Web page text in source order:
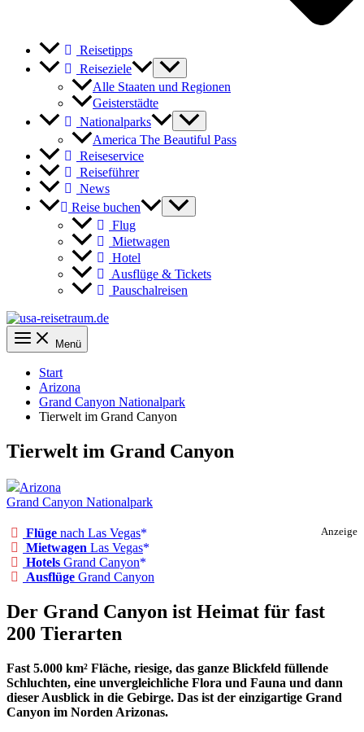
Reisetipps
Reiseziele
Alle Staaten und Regionen
Geisterstädte
Nationalparks
America The Beautiful Pass
Reiseservice
Reiseführer
News
Reise buchen
Flug
Mietwagen
Hotel
Ausflüge & Tickets
Pauschalreisen
Menü
Start
Arizona
Grand Canyon Nationalpark
Tierwelt im Grand Canyon
Tierwelt im Grand Canyon
Arizona
Grand Canyon Nationalpark
Anzeige
Flüge nach Las Vegas
Mietwagen Las Vegas
Hotels Grand Canyon
Ausflüge Grand Canyon
Der Grand Canyon ist Heimat für fast
200 Tierarten
Fast 5.000 km² Fläche, riesige, das ganze Blickfeld füllende
Schluchten, eine unvergleichliche Flora und Fauna und dann
dieser Ausblick in die Gebirge. Das ist der einzigartige Grand
Canyon im Norden Arizonas.